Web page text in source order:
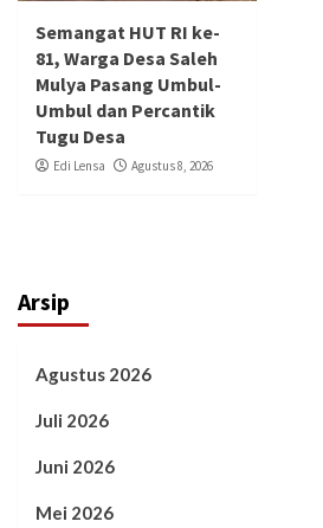
Semangat HUT RI ke-
81, Warga Desa Saleh
Mulya Pasang Umbul-
Umbul dan Percantik
Tugu Desa
Edi Lensa Agustus 8, 2026
Arsip
Agustus 2026
Juli 2026
Juni 2026
Mei 2026